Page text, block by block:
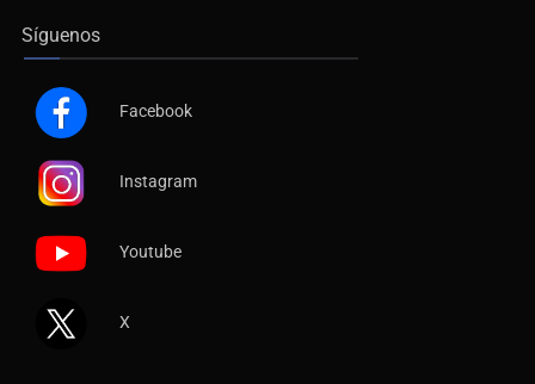
Síguenos
Facebook
Instagram
Youtube
X